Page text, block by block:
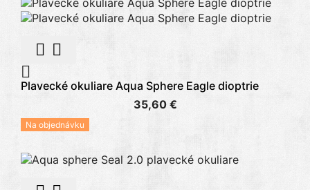
 

Plavecké okuliare Aqua Sphere Eagle dioptrie
35,60 €
Na objednávku